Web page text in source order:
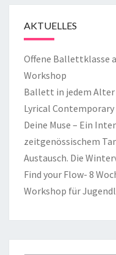
AKTUELLES
Offene Ballettklasse
Workshop
Ballett in jedem Alter
Lyrical Contemporary
Deine Muse – Ein
zeitgenössischem
Austausch. Die
Find your Flow- 8
Workshop für